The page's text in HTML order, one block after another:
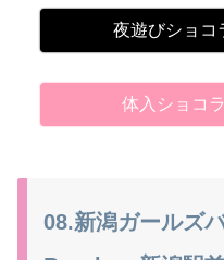
夜遊びショコ
体入ショコ
08.新潟ガールズ